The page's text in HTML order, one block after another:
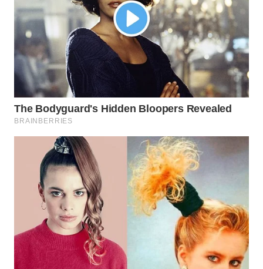
TANJUNG
LESUNG
KARO
WN
SIMALUNGUN
WN
LABUHANBATU
WN
TAPANULI
TENGAH
WN DELI
SERDANG